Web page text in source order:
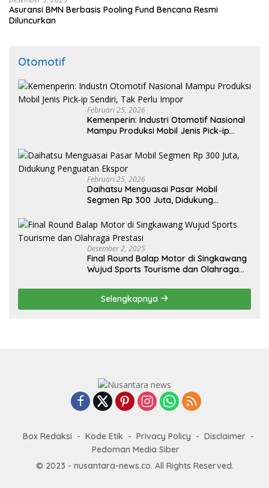
Asuransi BMN Berbasis Pooling Fund Bencana Resmi
Diluncurkan
Otomotif
Februari 25, 2026
Kemenperin: Industri Otomotif Nasional
Mampu Produksi Mobil Jenis Pick-ip
Februari 25, 2026
Daihatsu Menguasai Pasar Mobil
Segmen Rp 300 Juta, Didukung
Desember 2, 2025
Final Round Balap Motor di Singkawang
Wujud Sports Tourisme dan Olahraga
Selengkapnya
Box Redaksi Kode Etik Privacy Policy
Disclaimer
Pedoman Media Siber
© 2023 - nusantara-news.co. All Rights Reserved.